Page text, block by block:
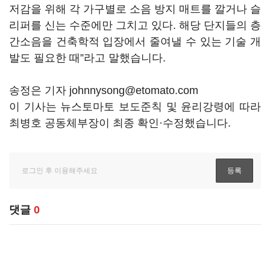
저감을 위해 각 가구별로 소음 방지 매트를 깔거나 슬
리퍼를 신는 수준에만 그치고 있다. 해당 단지들의 층
간소음을 건축학적 입장에서 줄여낼 수 있는 기술 개
발도 필요한 때”라고 말했습니다.
송정은 기자 johnnysong@etomato.com
이 기사는 뉴스토마토 보도준칙 및 윤리강령에 따라
최병호 공동체부장이 최종 확인·수정했습니다.
댓글 0